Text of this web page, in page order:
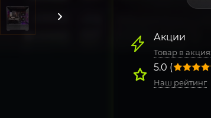
Акции
Товар в
5.0 (
Наш рейтинг